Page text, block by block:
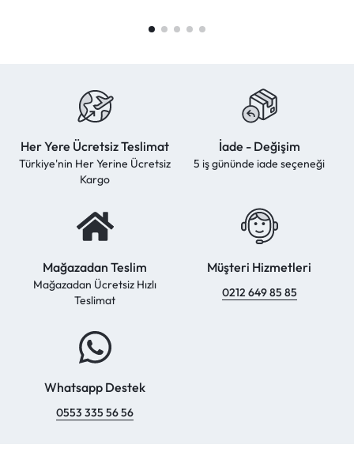
Her Yere Ücretsiz Teslimat
Türkiye'nin Her Yerine Ücretsiz
Kargo
İade - Değişim
5 iş gününde iade seçeneği
Mağazadan Teslim
Mağazadan Ücretsiz Hızlı
Teslimat
Müşteri Hizmetleri
0212 649 85 85
Whatsapp Destek
0553 335 56 56